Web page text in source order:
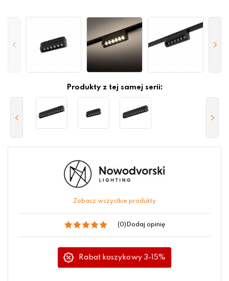
Produkty z tej samej serii:
Zobacz wszystkie produkty
(0) Dodaj opinię
Rabat koszykowy 3-15%